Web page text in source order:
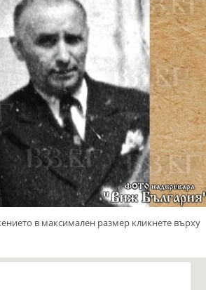
в максимален размер кликнете върху